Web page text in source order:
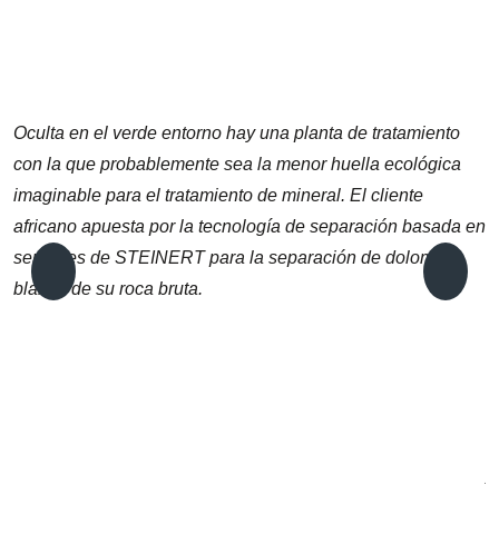
Oculta en el verde entorno hay una planta de tratamiento
con la que probablemente sea la menor huella ecológica
imaginable para el tratamiento de mineral. El cliente
africano apuesta por la tecnología de separación basada en
sensores de STEINERT para la separación de dolomita
blanca de su roca bruta.